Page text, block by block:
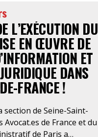
L’EXÉCUTION DU
EN ŒUVRE DE
ET
DANS
FRANCE !
section de Seine-Saint-
Avocat.es de France et du
de Paris a